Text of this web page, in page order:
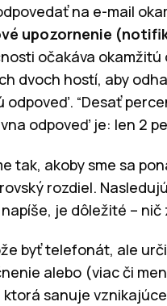
na e-mail
upozornenie
očakáva
dvoch hostí, aby
“Desať
odpoveď je: len 2
tak, akoby sme sa
rozdiel.
je dôležité – nič
byť telefonát, ale
alebo (viac či
sanuje